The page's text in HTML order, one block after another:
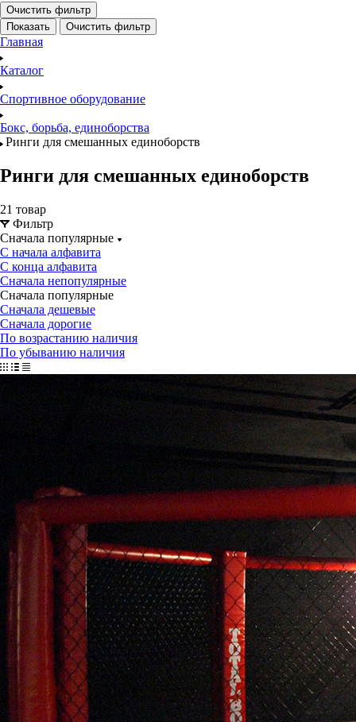
Очистить фильтр
Показать
Очистить фильтр
Главная
Каталог
Спортивное оборудование
Бокс, борьба, единоборства
Ринги для смешанных единоборств
Ринги для смешанных единоборств
21 товар
Фильтр
Сначала популярные
С начала алфавита
С конца алфавита
Сначала непопулярные
Сначала популярные
Сначала дешевые
Сначала дорогие
По возрастанию наличия
По убыванию наличия